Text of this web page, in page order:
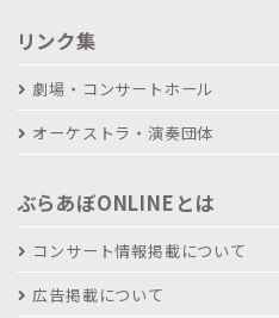
リンク集
劇場・コンサートホール
オーケストラ・演奏団体
ぶらあぼONLINEとは
コンサート情報掲載について
広告掲載について